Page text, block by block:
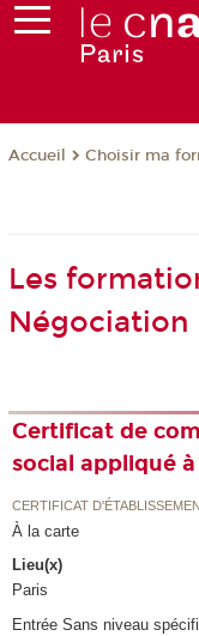
Accueil Choisir ma
Les
Négociation
Certificat de
social appliqué
CERTIFICAT
À la carte
Lieu(x)
Paris
Entrée Sans niveau